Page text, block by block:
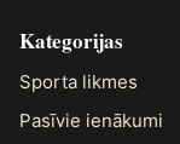
Kategorijas
Sporta likmes
Pasīvie ienākumi